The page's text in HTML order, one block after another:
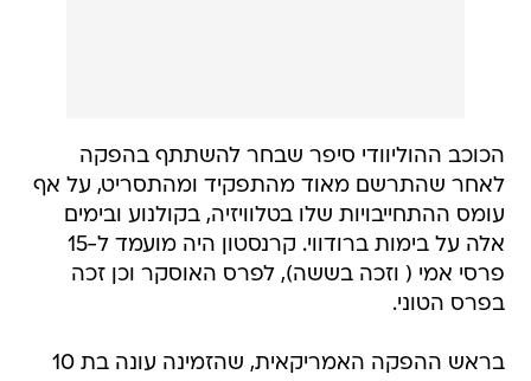
הכוכב ההוליוודי סיפר שבחר להשתתף בהפקה
לאחר שהתרשם מאוד מהתפקיד ומהתסריט, על אף
עומס ההתחייבויות שלו בטלוויזיה, בקולנוע ובימים
אלה על בימות ברודווי. קרנסטון היה מועמד ל-15
פרסי אמי ( וזכה בששה), לפרס האוסקר וכן זכה
בפרס הטוני.
בראש ההפקה האמריקאית, שהזמינה עונה בת 10